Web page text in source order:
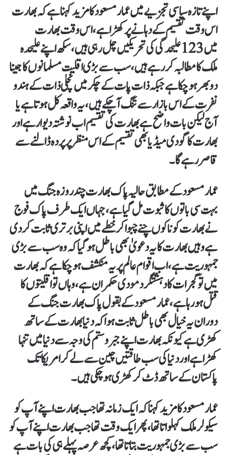
اپنے تازہ سیاسی تجزیے میں عمار مسعود کا مزید کہنا ہے کہ بھارت
اس وقت تقسیم کے دہانے پر کھڑا ہے، اس وقت بھارت
میں 123 علیحدگی کی تحریکیں چل رہی ہیں، سکھ اپنے علیحدہ
ملک کا مطالبہ کررہے ہیں، سب سے بڑی اقلیت مسلمانوں کا جینا
دوبھر ہو چکا ہے جبکہ ذات پات کے چکر میں نچلی ذات کے ہندو
نفرت کے اس بازار سے تنگ آ چکے ہیں، یہ واقعہ کل ہوتا ہے یا
آج لیکن بات واضح ہے بھارت کی تقسیم اب نوشتہ دیوار ہے اور
بھارت کا گودی میڈیا بھی تقسیم کے اس منظر پر پردہ ڈالنے سے
قاصر رہے گا۔
عمار مسعود کے مطابق حالیہ پاک بھارت چند روزہ جنگ میں
بہت سی باتوں کا ثبوت مل گیا ہے، جہاں ایک طرف پاک فوج
نے بھارت کو ناکوں چنے چبوا کر خطے میں اپنی برتری ثابت کر دی
ہے وہیں بھارت کا یہ دعویٰ بھی باطل ہوگیا کہ وہ سب سے بڑی
جمہوریت ہے، اب اقوام عالم پر یہ منکشف ہو چکا ہے کہ بھارت
میں تو گجرات کا دہشتگرد مودی حکمران ہے، وہاں تو اقلیتوں کا
قتل ہو رہا ہے، عمار مسعود کے بقول پاک بھارت جنگ کے
دوران یہ خیال بھی باطل ثابت ہوا کہ دنیا بھارت کے ساتھ
کھڑی ہے کیونکہ بھارت اپنے جبر وستم کی وجہ سے دنیا میں تنہا
کھڑا ہے اور دنیا کی سب طاقتیں چین سے لے کر امریکا تک
پاکستان کے ساتھ ڈٹ کر کھڑی ہو چکی ہیں۔
عمار مسعود کا مزید کہنا کہ ایک زمانہ تھا جب بھارت اپنے آپ کو
سیکولر ملک کہلواتا تھا، پھر ایک وقت تھا جب بھارت اپنے آپ کو
سب سے بڑی جمہوریت بتاتا تھا، کچھ عرصہ پہلے ہی کی بات ہے